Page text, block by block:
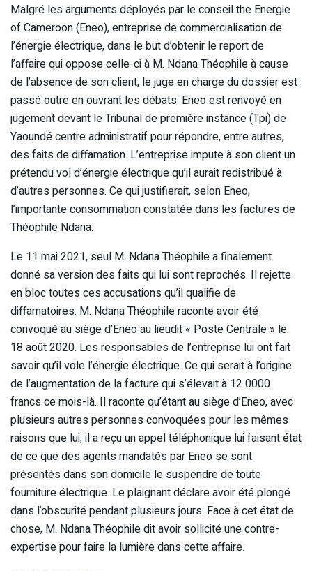
Malgré les arguments déployés par le conseil the Energie
of Cameroon (Eneo), entreprise de commercialisation de
l’énergie électrique, dans le but d’obtenir le report de
l’affaire qui oppose celle-ci à M. Ndana Théophile à cause
de l’absence de son client, le juge en charge du dossier est
passé outre en ouvrant les débats. Eneo est renvoyé en
jugement devant le Tribunal de première instance (Tpi) de
Yaoundé centre administratif pour répondre, entre autres,
des faits de diffamation. L’entreprise impute à son client un
prétendu vol d’énergie électrique qu’il aurait redistribué à
d’autres personnes. Ce qui justifierait, selon Eneo,
l’importante consommation constatée dans les factures de
Théophile Ndana.
Le 11 mai 2021, seul M. Ndana Théophile a finalement
donné sa version des faits qui lui sont reprochés. Il rejette
en bloc toutes ces accusations qu’il qualifie de
diffamatoires. M. Ndana Théophile raconte avoir été
convoqué au siège d’Eneo au lieudit « Poste Centrale » le
18 août 2020. Les responsables de l’entreprise lui ont fait
savoir qu’il vole l’énergie électrique. Ce qui serait à l’origine
de l’augmentation de la facture qui s’élevait à 12 0000
francs ce mois-là. Il raconte qu’étant au siège d’Eneo, avec
plusieurs autres personnes convoquées pour les mêmes
raisons que lui, il a reçu un appel téléphonique lui faisant état
de ce que des agents mandatés par Eneo se sont
présentés dans son domicile le suspendre de toute
fourniture électrique. Le plaignant déclare avoir été plongé
dans l’obscurité pendant plusieurs jours. Face à cet état de
chose, M. Ndana Théophile dit avoir sollicité une contre-
expertise pour faire la lumière dans cette affaire.